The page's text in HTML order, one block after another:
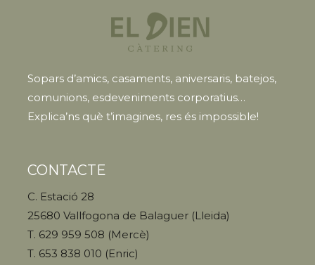
Sopars d’amics, casaments, aniversaris, batejos,
comunions, esdeveniments corporatius…
Explica’ns què t’imagines, res és impossible!
CONTACTE
C. Estació 28
25680 Vallfogona de Balaguer (Lleida)
T. 629 959 508 (Mercè)
T. 653 838 010 (Enric)